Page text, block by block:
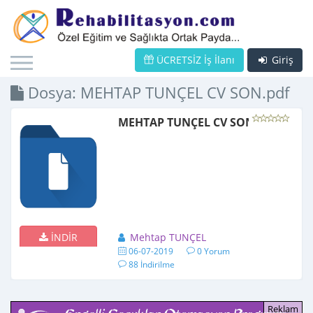
Giriş
ÜCRETSİZ İş İlanı
Dosya: MEHTAP TUNÇEL CV SON.pdf
İNDİR
MEHTAP TUNÇEL CV SON.pdf
Mehtap TUNÇEL
06-07-2019
0 Yorum
88 İndirilme